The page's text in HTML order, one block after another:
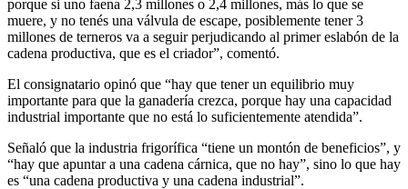
porque si uno faena 2,3 millones o 2,4 millones, más lo que se
muere, y no tenés una válvula de escape, posiblemente tener 3
millones de terneros va a seguir perjudicando al primer eslabón de la
cadena productiva, que es el criador”, comentó.
El consignatario opinó que “hay que tener un equilibrio muy
importante para que la ganadería crezca, porque hay una capacidad
industrial importante que no está lo suficientemente atendida”.
Señaló que la industria frigorífica “tiene un montón de beneficios”, y
“hay que apuntar a una cadena cárnica, que no hay”, sino lo que hay
es “una cadena productiva y una cadena industrial”.